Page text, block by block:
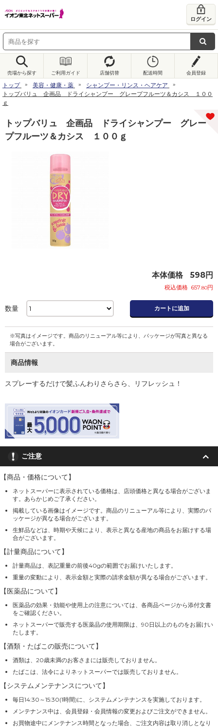
ログイン
売場から探す ご利用ガイド 店舗切替 配送時間 会員登録
トップ 美容・健康・薬
シャンプー・リンス・ヘアケア
トップバリュ 企画品 ドライシャンプー グレープフルーツ＆カシス １００
ｇ
トップバリュ 企画品 ドライシャンプー グレー
プフルーツ＆カシス １００ｇ
本体価格598円
税込価格 657.80円
数量 カートに追加
※写真はイメージです。商品のリニューアル等により、パッケージが写真と異なる
場合がございます。
商品情報
スプレーするだけで髪ふんわりさらさら、リフレッシュ！
ご注意
【商品・価格について】
ネットスーパーに表示されている価格は、店頭価格と異なる場合がございま
す。あらかじめご了承ください。
掲載している画像はイメージです。商品のリニューアル等により、実際のパ
ッケージが異なる場合がございます。
生鮮品などは、時期や天候により、表示と異なる産地の商品をお届けする場
合がございます。
【計量商品について】
計量商品は、表記重量の前後40gの範囲でお届けいたします。
重量の変動により、表示金額と実際の請求金額が異なる場合がございます。
【医薬品について】
医薬品の効果・効能や使用上の注意については、各商品ページから添付文書
をご確認ください。
ネットスーパーで販売する医薬品の使用期限は、90日以上のものをお届けい
たします。
【酒類・たばこの販売について】
酒類は、20歳未満のお客さまには販売しておりません。
たばこは、法令によりネットスーパーでは販売しておりません。
【システムメンテナンスについて】
毎日14:30～15:30(1時間)に、システムメンテナンスを実施しております。
メンテナンス中は、会員登録・会員情報の変更およびご注文ができません。
お買物途中にメンテナンス時間となった場合、ご注文内容は取り消しとなり